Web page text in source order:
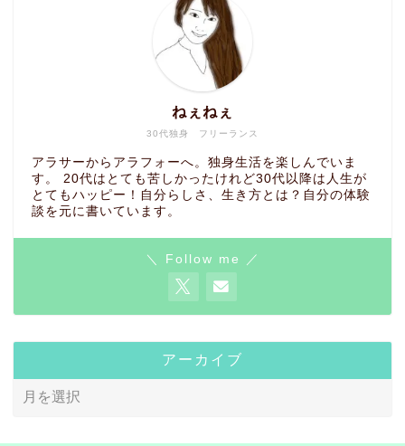
30代独身 フリーランス
ねぇねぇ
アラサーからアラフォーへ。独身生活を楽しんでいま
す。 20代はとても苦しかったけれど30代以降は人生が
とてもハッピー！自分らしさ、生き方とは？自分の体験
談を元に書いています。
＼ Follow me ／
アーカイブ